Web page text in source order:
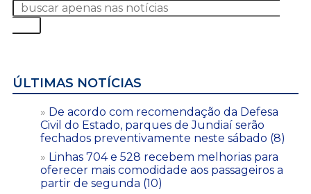
ÚLTIMAS NOTÍCIAS
De acordo com recomendação da Defesa
Civil do Estado, parques de Jundiaí serão
fechados preventivamente neste sábado (8)
Linhas 704 e 528 recebem melhorias para
oferecer mais comodidade aos passageiros a
partir de segunda (10)